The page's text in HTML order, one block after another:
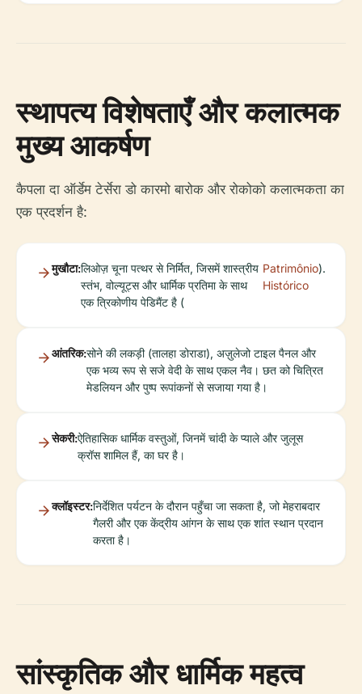
स्थापत्य विशेषताएँ और कलात्मक
मुख्य आकर्षण
कैपला दा ऑर्डेम टेर्सेरा डो कारमो बारोक और रोकोको कलात्मकता का
एक प्रदर्शन है:
मुखौटा:लिओज़ चूना पत्थर से निर्मित, जिसमें शास्त्रीय
स्तंभ, वोल्यूट्स और धार्मिक प्रतिमा के साथ
एक त्रिकोणीय पेडिमैंट है (
Patrimônio
Histórico
).
आंतरिक:सोने की लकड़ी (तालहा डोराडा), अज़ुलेजो टाइल पैनल और
एक भव्य रूप से सजे वेदी के साथ एकल नैव। छत को चित्रित
मेडलियन और पुष्प रूपांकनों से सजाया गया है।
सेकरी:ऐतिहासिक धार्मिक वस्तुओं, जिनमें चांदी के प्याले और जुलूस
क्रॉस शामिल हैं, का घर है।
क्लॉइस्टर:निर्देशित पर्यटन के दौरान पहुँचा जा सकता है, जो मेहराबदार
गैलरी और एक केंद्रीय आंगन के साथ एक शांत स्थान प्रदान
करता है।
सांस्कृतिक और धार्मिक महत्व